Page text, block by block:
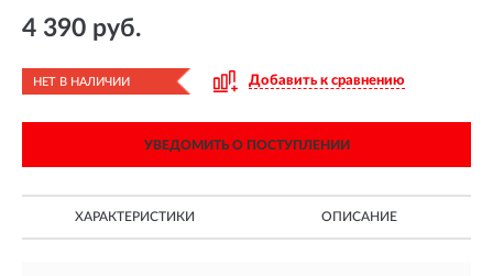
4 390 руб.
НЕТ В НАЛИЧИИ Добавить к сравнению
УВЕДОМИТЬ О ПОСТУПЛЕНИИ
ХАРАКТЕРИСТИКИ ОПИСАНИЕ